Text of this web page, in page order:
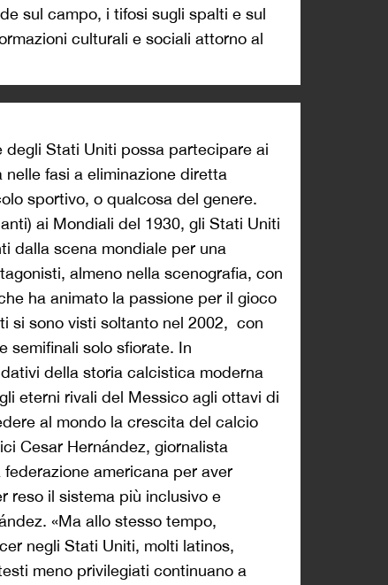
sul campo, i tifosi sugli spalti e sul
culturali e sociali attorno al
degli Stati Uniti possa partecipare ai
fasi a eliminazione diretta
sportivo, o qualcosa del genere.
ai Mondiali del 1930, gli Stati Uniti
dalla scena mondiale per una
almeno nella scenografia, con
ha animato la passione per il gioco
si sono visti soltanto nel 2002, con
semifinali solo sfiorate. In
della storia calcistica moderna
eterni rivali del Messico agli ottavi di
al mondo la crescita del calcio
Cesar Hernández, giornalista
americana per aver
reso il sistema più inclusivo e
«Ma allo stesso tempo,
negli Stati Uniti, molti latinos,
meno privilegiati continuano a